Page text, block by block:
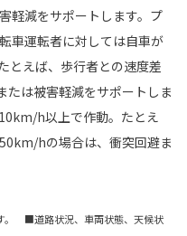
軽減をサポートします。プ
車運転者に対しては自車が
とえば、歩行者との速度差
は被害軽減をサポートしま
h以上で作動。たとえ
hの場合は、衝突回避ま
。 ■道路状況、車両状態、天候状